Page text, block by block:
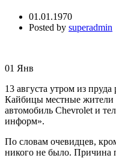
01.01.1970
Posted by superadmin
01 Янв
13 августа утром из
Кайбицы местные
автомобиль Chevrolet и
информ».
По словам очевидцев,
никого не было. Причина